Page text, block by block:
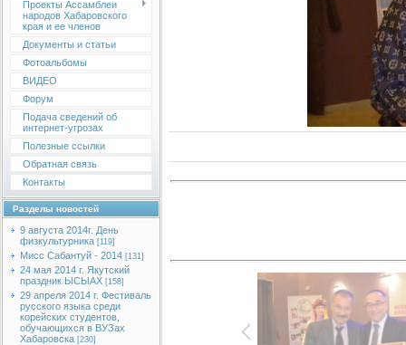
Проекты Ассамблеи
народов Хабаровского
края и ее членов
Документы и статьи
Фотоальбомы
ВИДЕО
Форум
Подача сведений об
интернет-угрозах
Полезные ссылки
Обратная связь
Контакты
Разделы новостей
9 августа 2014г. День
физкультурника [119]
Мисс Сабантуй - 2014 [131]
24 мая 2014 г. Якутский
праздник ЫСЫАХ [158]
29 апреля 2014 г. Фестиваль
русского языка среди
корейских студентов,
обучающихся в ВУЗах
Хабаровска [230]